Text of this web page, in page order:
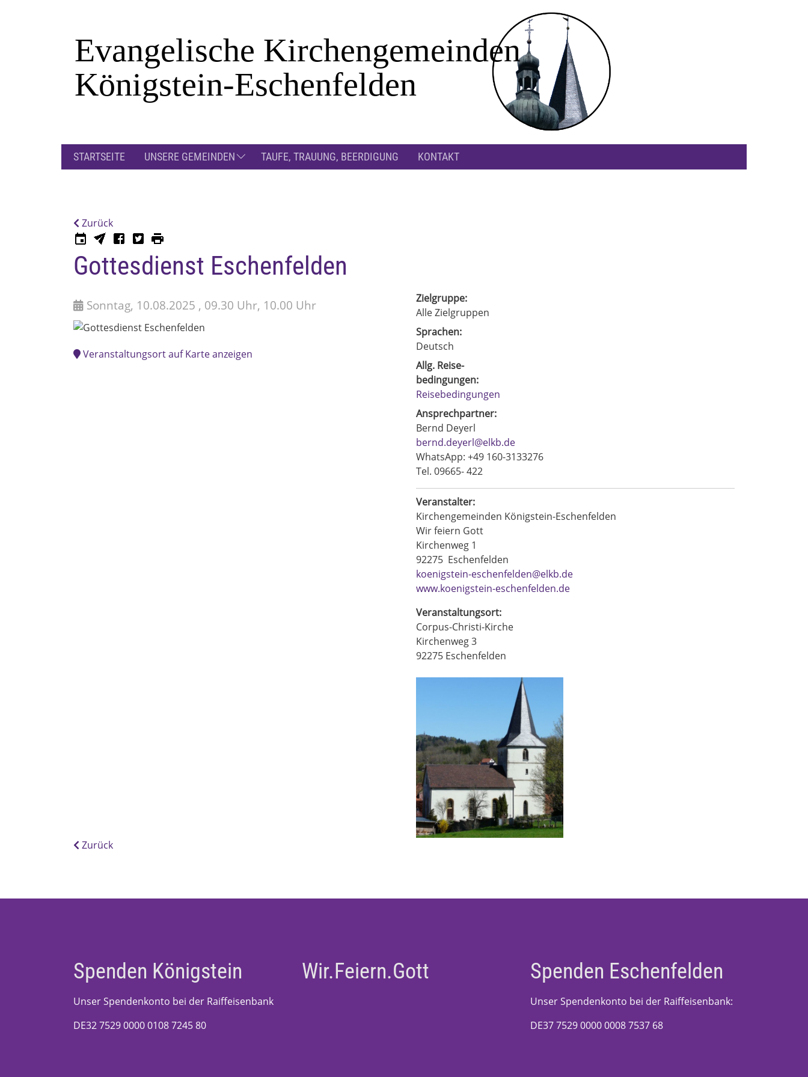
STARTSEITE UNSERE GEMEINDEN TAUFE, TRAUUNG, BEERDIGUNG KONTAKT
Zurück
Gottesdienst Eschenfelden
Sonntag, 10.08.2025 , 09.30 Uhr, 10.00 Uhr
Veranstaltungsort auf Karte anzeigen
Zielgruppe:
Alle Zielgruppen
Sprachen:
Deutsch
Allg. Reise-
bedingungen:
Reisebedingungen
Ansprechpartner:
Bernd Deyerl
bernd.deyerl@elkb.de
WhatsApp: +49 160-3133276
Tel. 09665- 422
Veranstalter:
Kirchengemeinden Königstein-Eschenfelden
Wir feiern Gott
Kirchenweg 1
92275 Eschenfelden
koenigstein-eschenfelden@elkb.de
www.koenigstein-eschenfelden.de
Veranstaltungsort:
Corpus-Christi-Kirche
Kirchenweg 3
92275 Eschenfelden
Zurück
Spenden Königstein
Unser Spendenkonto bei der Raiffeisenbank
DE32 7529 0000 0108 7245 80
Wir.Feiern.Gott Spenden Eschenfelden
Unser Spendenkonto bei der Raiffeisenbank:
DE37 7529 0000 0008 7537 68